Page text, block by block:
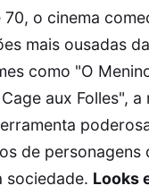
70, o cinema
mais ousadas
como "O
aux Folles", a
de personagens
sociedade. Looks